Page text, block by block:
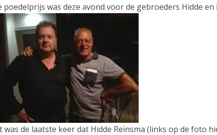
poedelprijs was deze avond voor de gebroeders Hidde en
was de laatste keer dat Hidde Reinsma (links op de foto